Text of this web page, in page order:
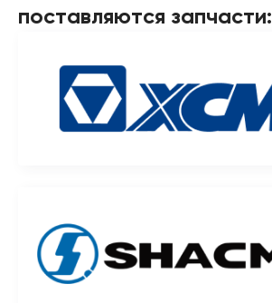
поставляются запчасти: